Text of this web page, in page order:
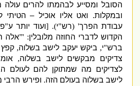
הסובל ומסייע לבהמתו להרים עולה
ובמקלות.ואט אליו אוכיל –
הטיתי
עבודת הפרך' (רש"י). [ועוד יותר ע "פ
הקדוש לדברי החוזה מלובלין: '” אלה
ברש"י,ביקש יעקב לישב בשלוה,קפץ
צדיקים מבקשים לישב בשלוה,
לצדיקים מה שמתוקן להם לעולם
לישב בשלוה בעולם הזה.ופירש הרבי